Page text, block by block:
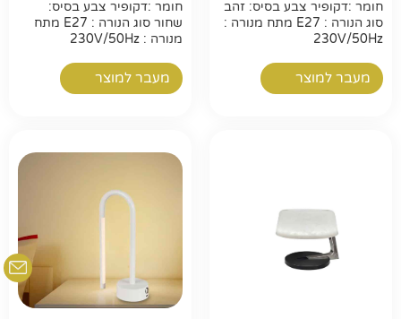
חפשו באתר
חומר :דקופיר צבע בסיס: זהב
סוג הנורה : E27 מתח מנורה :
230V/50Hz
מעבר למוצר
חומר :דקופיר צבע בסיס:
שחור סוג הנורה : E27 מתח
מנורה : 230V/50Hz
מעבר למוצר